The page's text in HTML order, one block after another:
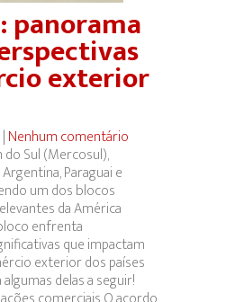
panorama
exterior
|Nenhum comentário
Sul (Mercosul),
Paraguai e
um dos blocos
da América
enfrenta
que impactam
exterior dos países
delas a seguir!